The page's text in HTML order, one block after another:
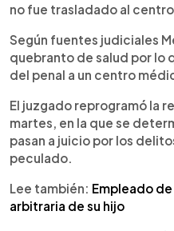
no fue trasladado al
Según fuentes judiciales
quebranto de salud por lo
del penal a un centro
El juzgado reprogramó la
martes, en la que se
pasan a juicio por los
peculado.
Lee también: Empleado
arbitraria de su hijo